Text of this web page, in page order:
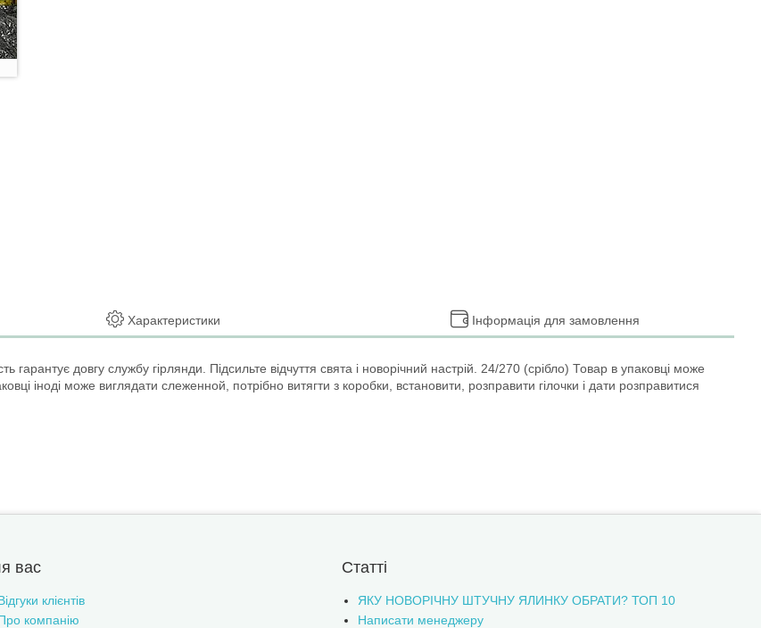
Характеристики Інформація для замовлення
гарантує довгу службу гірлянди. Підсильте відчуття свята і новорічний настрій. 24/270 (срібло) Товар в упаковці може
іноді може виглядати слеженной, потрібно витягти з коробки, встановити, розправити гілочки і дати розправитися
вас
клієнтів
компанію
Статті
ЯКУ НОВОРІЧНУ ШТУЧНУ ЯЛИНКУ ОБРАТИ? ТОП 10
Написати менеджеру